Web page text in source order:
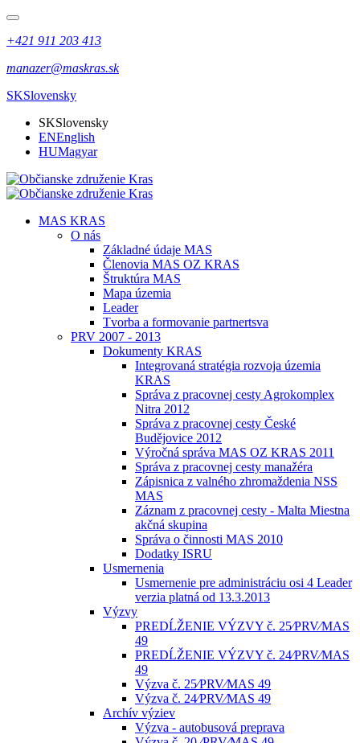
+421 911 203 413
manazer@maskras.sk
SKSlovensky
SKSlovensky
ENEnglish
HUMagyar
MAS KRAS
O nás
Základné údaje MAS
Členovia MAS OZ KRAS
Štruktúra MAS
Mapa územia
Leader
Tvorba a formovanie partnertsva
PRV 2007 - 2013
Dokumenty KRAS
Integrovaná stratégia rozvoja územia
KRAS
Správa z pracovnej cesty Agrokomplex
Nitra 2012
Správa z pracovnej cesty České
Budějovice 2012
Výročná správa MAS OZ KRAS 2011
Správa z pracovnej cesty manažéra
Zápisnica z valného zhromaždenia NSS
MAS
Záznam z pracovnej cesty - Malta Miestna
akčná skupina
Správa o činnosti MAS 2010
Dodatky ISRU
Usmernenia
Usmernenie pre administráciu osi 4 Leader
verzia platná od 13.3.2013
Výzvy
PREDĹŽENIE VÝZVY č. 25⁄PRV⁄MAS
49
PREDĹŽENIE VÝZVY č. 24⁄PRV⁄MAS
49
Výzva č. 25⁄PRV⁄MAS 49
Výzva č. 24⁄PRV⁄MAS 49
Archív výziev
Výzva - autobusová preprava